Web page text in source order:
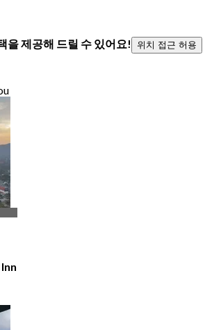
을 제공해 드릴 수 있어요! 위치 접근 허용